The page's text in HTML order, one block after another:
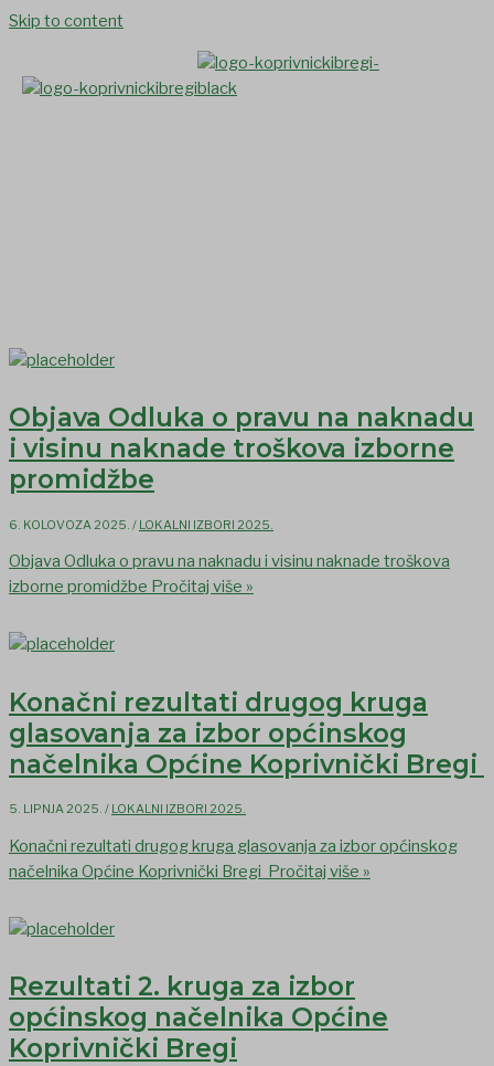
Skip to content
Objava Odluka o pravu na naknadu
i visinu naknade troškova izborne
promidžbe
6. KOLOVOZA 2025. / LOKALNI IZBORI 2025.
Objava Odluka o pravu na naknadu i visinu naknade troškova
izborne promidžbe Pročitaj više »
Konačni rezultati drugog kruga
glasovanja za izbor općinskog
načelnika Općine Koprivnički Bregi
5. LIPNJA 2025. / LOKALNI IZBORI 2025.
Konačni rezultati drugog kruga glasovanja za izbor općinskog
načelnika Općine Koprivnički Bregi Pročitaj više »
Rezultati 2. kruga za izbor
općinskog načelnika Općine
Koprivnički Bregi